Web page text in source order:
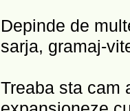
Depinde de
sarja, gramaj-
Treaba sta cam